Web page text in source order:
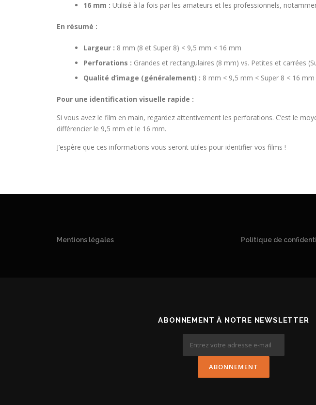
16 mm : Utilisé à la fois par les amateurs et les professionnels,
En résumé :
Largeur : 8 mm (8 et Super 8) < 9,5 mm < 16 mm
Perforations : Grandes et rectangulaires (8 mm) vs. Petites et carrées
Qualité d’image (généralement) : 8 mm < 9,5 mm < Super 8 < 16 mm
Pour une identification visuelle rapide :
Si vous avez le film en main, regardez attentivement les perforations. C’est le
différencier le 9,5 mm et le 16 mm.
J’espère que ces informations vous seront utiles pour identifier vos films !
Mentions légales Politique de
ABONNEMENT À NOTRE NEWSLETTER